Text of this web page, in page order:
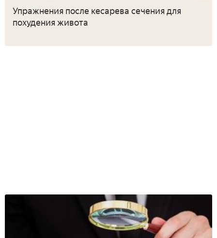
Упражнения после кесарева сечения для
похудения живота